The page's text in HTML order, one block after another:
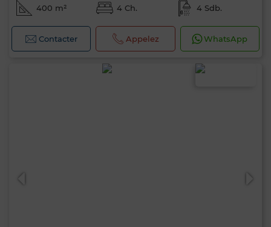
400 m² 4 Ch. 4 Sdb.
Contacter Appelez WhatsApp